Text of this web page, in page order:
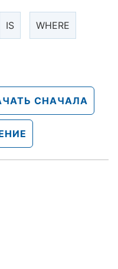
IS WHERE
СНАЧАЛА